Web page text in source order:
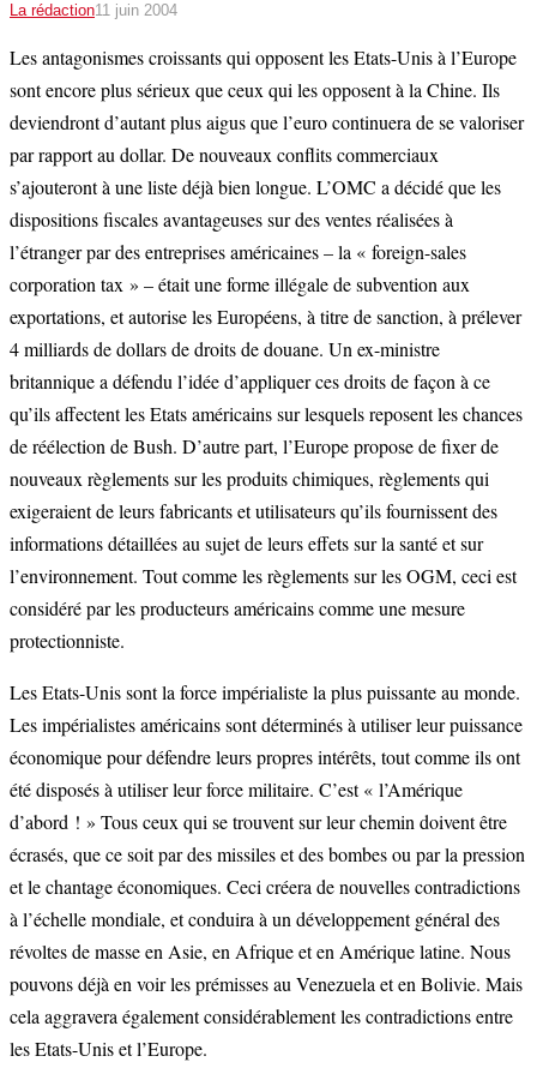
La rédaction11 juin 2004
Les antagonismes croissants qui opposent les Etats-Unis à l’Europe
sont encore plus sérieux que ceux qui les opposent à la Chine. Ils
deviendront d’autant plus aigus que l’euro continuera de se valoriser
par rapport au dollar. De nouveaux conflits commerciaux
s’ajouteront à une liste déjà bien longue. L’OMC a décidé que les
dispositions fiscales avantageuses sur des ventes réalisées à
l’étranger par des entreprises américaines – la « foreign-sales
corporation tax » – était une forme illégale de subvention aux
exportations, et autorise les Européens, à titre de sanction, à prélever
4 milliards de dollars de droits de douane. Un ex-ministre
britannique a défendu l’idée d’appliquer ces droits de façon à ce
qu’ils affectent les Etats américains sur lesquels reposent les chances
de réélection de Bush. D’autre part, l’Europe propose de fixer de
nouveaux règlements sur les produits chimiques, règlements qui
exigeraient de leurs fabricants et utilisateurs qu’ils fournissent des
informations détaillées au sujet de leurs effets sur la santé et sur
l’environnement. Tout comme les règlements sur les OGM, ceci est
considéré par les producteurs américains comme une mesure
protectionniste.
Les Etats-Unis sont la force impérialiste la plus puissante au monde.
Les impérialistes américains sont déterminés à utiliser leur puissance
économique pour défendre leurs propres intérêts, tout comme ils ont
été disposés à utiliser leur force militaire. C’est « l’Amérique
d’abord ! » Tous ceux qui se trouvent sur leur chemin doivent être
écrasés, que ce soit par des missiles et des bombes ou par la pression
et le chantage économiques. Ceci créera de nouvelles contradictions
à l’échelle mondiale, et conduira à un développement général des
révoltes de masse en Asie, en Afrique et en Amérique latine. Nous
pouvons déjà en voir les prémisses au Venezuela et en Bolivie. Mais
cela aggravera également considérablement les contradictions entre
les Etats-Unis et l’Europe.